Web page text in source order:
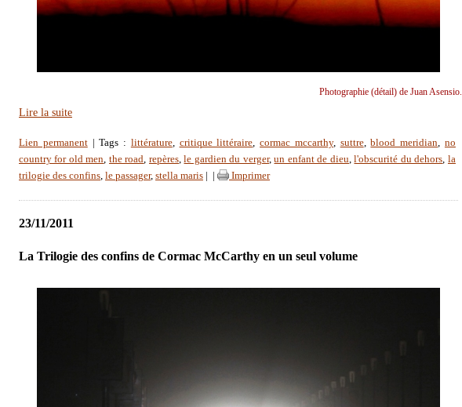
Photographie (détail) de Juan Asensio.
Lire la suite
Lien permanent| Tags : littérature, critique littéraire,cormac mccarthy, suttre,blood meridian, no
country for old men, the road, repères,le gardien du verger,un enfant de dieu,l'obscurité du dehors, la
trilogie des confins, le passager, stella maris Imprimer
23/11/2011
La Trilogie des confins de Cormac McCarthy en un seul volume